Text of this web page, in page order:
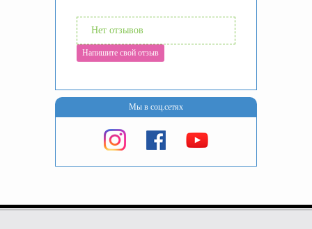
Нет отзывов
Напишите свой отзыв
Мы в соц.сетях